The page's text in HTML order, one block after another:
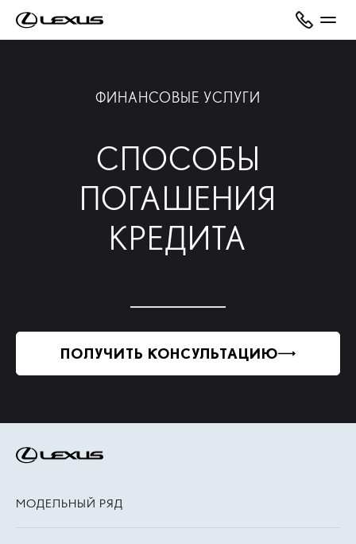
ФИНАНСОВЫЕ УСЛУГИ
СПОСОБЫ
ПОГАШЕНИЯ
КРЕДИТА
ПОЛУЧИТЬ КОНСУЛЬТАЦИЮ
МОДЕЛЬНЫЙ РЯД